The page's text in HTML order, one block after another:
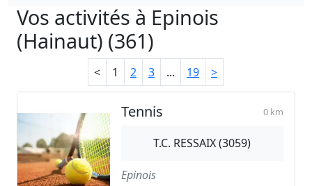
Vos activités à Epinois
(Hainaut) (361)
< 1 2 3 ... 19 >
Tennis 0 km
T.C. RESSAIX (3059)
Epinois